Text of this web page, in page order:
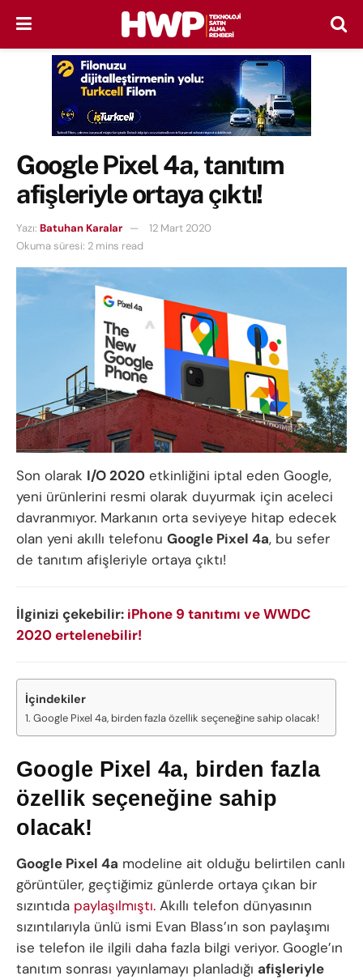
Google Pixel 4a, tanıtım
afişleriyle ortaya çıktı!
Yazı: Batuhan Karalar
12 Mart 2020
Okuma süresi: 2 mins read
Son olarak I/O 2020 etkinliğini iptal eden Google,
yeni ürünlerini resmi olarak duyurmak için aceleci
davranmıyor. Markanın orta seviyeye hitap edecek
olan yeni akıllı telefonu Google Pixel 4a, bu sefer
de tanıtım afişleriyle ortaya çıktı!
İlginizi çekebilir: iPhone 9 tanıtımı ve WWDC
2020 ertelenebilir!
İçindekiler
Google Pixel 4a, birden fazla özellik seçeneğine sahip olacak!
Google Pixel 4a, birden fazla
özellik seçeneğine sahip
olacak!
Google Pixel 4a modeline ait olduğu belirtilen canlı
görüntüler, geçtiğimiz günlerde ortaya çıkan bir
sızıntıda paylaşılmıştı. Akıllı telefon dünyasının
sızıntılarıyla ünlü ismi Evan Blass’ın son paylaşımı
ise telefon ile ilgili daha fazla bilgi veriyor. Google’ın
tanıtım sonrası yayınlamayı planladığı afişleriyle